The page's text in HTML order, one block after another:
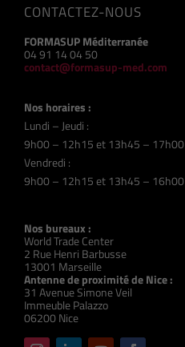
CONTACTEZ-NOUS
FORMASUP Méditerranée
04 91 14 04 50
contact@formasup-med.com
Nos horaires :
Lundi – Jeudi :
9h00 – 12h15 et 13h45 – 17h00
Vendredi :
9h00 – 12h15 et 13h45 – 16h00
Nos bureaux :
World Trade Center
2 Rue Henri Barbusse
13001 Marseille
Antenne de proximité de Nice :
31 Avenue Simone Veil
Immeuble Palazzo
06200 Nice